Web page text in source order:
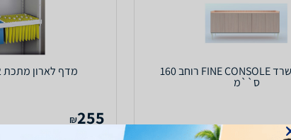
כוננית למשרד FINE CONSOLE רוחב 160
ס``מ
מדף לארון מתכת 2 דלתות BISLEY
255
₪